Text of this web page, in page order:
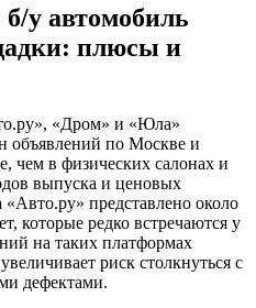
у автомобиль
плюсы и
«Дром» и «Юла»
объявлений по Москве и
чем в физических салонах и
выпуска и ценовых
представлено около
которые редко встречаются у
на таких платформах
риск столкнуться с
дефектами.